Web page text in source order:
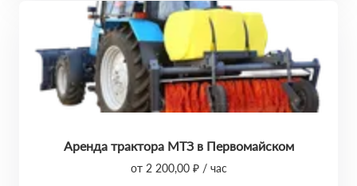
Аренда трактора МТЗ в Первомайском
от 2 200,00 ₽ / час